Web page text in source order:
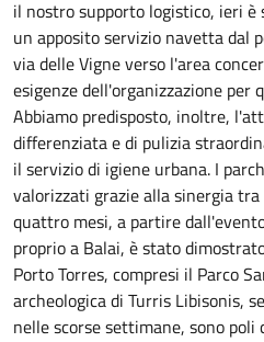
il nostro supporto logistico, ieri
un apposito servizio navetta dal
via delle Vigne verso l'area
esigenze dell'organizzazione
Abbiamo predisposto, inoltre,
differenziata e di pulizia
il servizio di igiene urbana. I
valorizzati grazie alla sinergia
quattro mesi, a partire
proprio a Balai, è stato
Porto Torres, compresi il Parco
archeologica di Turris Libisonis,
nelle scorse settimane, sono